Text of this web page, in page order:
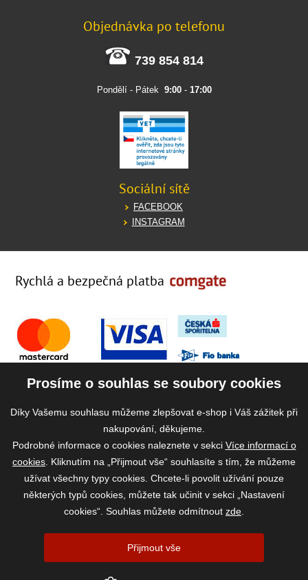
Objednávka po telefonu
739 854 814
Pondělí - Pátek 9:00- 17:00
Sociální sítě
FACEBOOK
INSTAGRAM
Rychlá a bezpečná platba
2026 ©www.vase-krmivo.cz- Tomáš Kroupa e-shop, Kanice 307, 664 01
Brno-venkov, IČ: 75785439
Prosíme o souhlas se soubory cookies
Díky Vašemu souhlasu můžeme zlepšovat e-shop i Váš zážitek při
nakupování, děkujeme.
Podrobné informace o cookies naleznete v sekci Více informací o
cookies . Kliknutím na „Přijmout vše“ souhlasíte s tím, že můžeme
užívat všechny typy cookies. Chcete-li povolit užívání pouze
některých typů cookies, můžete tak učinit v sekci „Nastavení
cookies“. Souhlas můžete odmítnout zde
Přijmout vše